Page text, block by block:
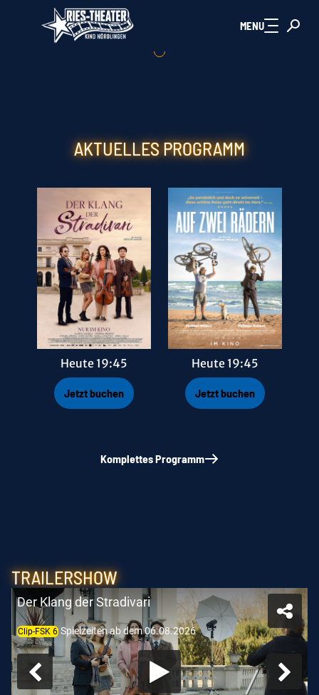
Zum Hauptinhalt springen MENU
AKTUELLES PROGRAMM
Heute 19:45
Jetzt buchen
Heute 19:45
Jetzt buchen
Komplettes Programm
TRAILERSHOW
Der Klang der Stradivari
Clip-FSK 6 Spielzeiten ab dem 06.08.2026